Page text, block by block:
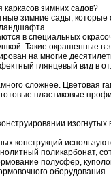
зимних садов?
зимние сады, которые
ландшафта.
в специальных
Такие окрашенные в
на многие
глянцевый вид в
сложнее. Цветовая
пластиковые
изогнутых
конструкций
поликарбонат,
полусфер,
оборудования.